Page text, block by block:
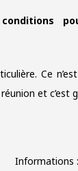
Ce
et c’est
Informations :